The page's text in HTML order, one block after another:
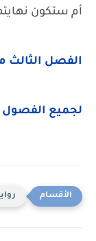
أم ستكون
الفصل الثالث
لجميع الفصول